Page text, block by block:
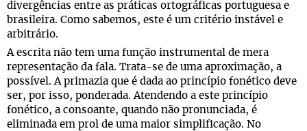
divergências entre as práticas ortográficas portuguesa e
brasileira. Como sabemos, este é um critério instável e
arbitrário.
A escrita não tem uma função instrumental de mera
representação da fala. Trata-se de uma aproximação, a
possível. A primazia que é dada ao princípio fonético deve
ser, por isso, ponderada. Atendendo a este princípio
fonético, a consoante, quando não pronunciada, é
eliminada em prol de uma maior simplificação. No